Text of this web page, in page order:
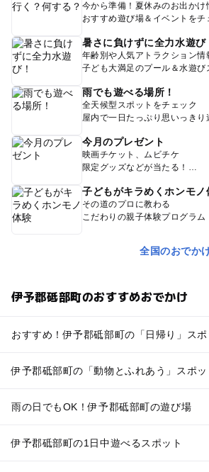
今から準備！夏休みのお出かけ
おすすめ遊び場＆イベントをチ
暑さに負けずに全力水遊び
年齢別や人気アトラクション情
子ども大満足のプール＆水遊び
雨でも遊べる場所！
全天候型スポットをチェック
屋内で一日たっぷり思いっきり
今月のプレゼント
映画チケット、ムビチケ
限定グッズなどが当たる！
子どもがキラめくホンモノ
その道のプロに教わる
こだわりの親子体験プログラム
全国のおでか
伊予郡砥部町のおすすめおでかけ
おすすめ！伊予郡砥部町の「日帰り」スポ
伊予郡砥部町の「動物とふれあう」スポッ
雨の日でもOK！伊予郡砥部町の遊び場
伊予郡砥部町の1日中遊べるスポット